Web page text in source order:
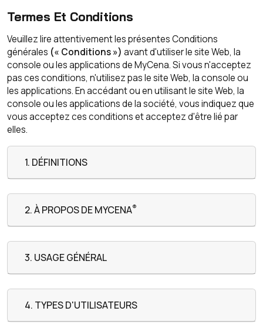
Termes Et Conditions
Veuillez lire attentivement les présentes Conditions
générales (« Conditions ») avant d'utiliser le site Web, la
console ou les applications de MyCena. Si vous n'acceptez
pas ces conditions, n'utilisez pas le site Web, la console ou
les applications. En accédant ou en utilisant le site Web, la
console ou les applications de la société, vous indiquez que
vous acceptez ces conditions et acceptez d'être lié par
elles.
1. DÉFINITIONS
2. À PROPOS DE MYCENA®
3. USAGE GÉNÉRAL
4. TYPES D'UTILISATEURS